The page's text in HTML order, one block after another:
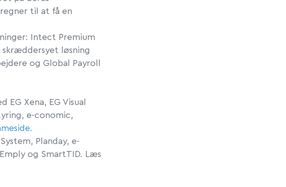
til at få en
Intect Premium
løsning
og Global Payroll
EG Xena, EG Visual
e-conomic,
Planday, e-
og SmartTID. Læs